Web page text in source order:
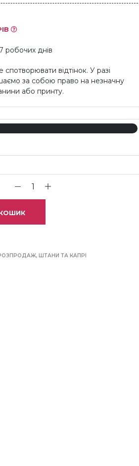
робочих днів
відтінок. У разі
за собою право на незначну
або принту.
,ШТАНИ ТА КАПРІ